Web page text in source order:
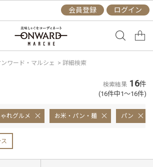
会員登録 ログイン
ワード・マルシェ > 詳細検索
検索結果 16件
(16件中1～16件)
れグルメ お米・パン・麺 パン